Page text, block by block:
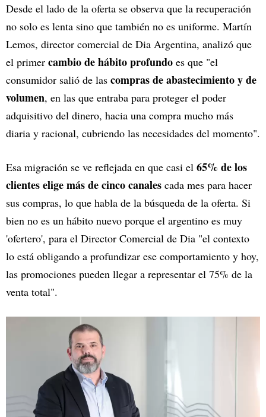
Desde el lado de la oferta se observa que la recuperación
no solo es lenta sino que también no es uniforme. Martín
Lemos, director comercial de Dia Argentina, analizó que
el primer cambio de hábito profundo es que "el
consumidor salió de las compras de abastecimiento y de
volumen, en las que entraba para proteger el poder
adquisitivo del dinero, hacia una compra mucho más
diaria y racional, cubriendo las necesidades del momento".
Esa migración se ve reflejada en que casi el 65% de los
clientes elige más de cinco canales cada mes para hacer
sus compras, lo que habla de la búsqueda de la oferta. Si
bien no es un hábito nuevo porque el argentino es muy
'ofertero', para el Director Comercial de Dia "el contexto
lo está obligando a profundizar ese comportamiento y hoy,
las promociones pueden llegar a representar el 75% de la
venta total".